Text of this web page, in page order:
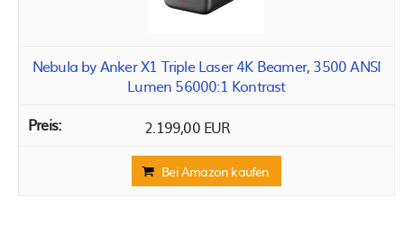
Nebula by Anker X1 Triple Laser 4K Beamer, 3500 ANSI
Lumen 56000:1 Kontrast
2.199,00 EUR
Bei Amazon kaufen